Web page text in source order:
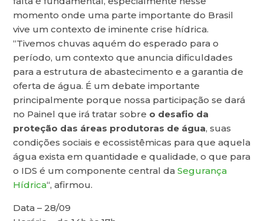
momento onde uma parte importante do Brasil
vive um contexto de iminente crise hídrica.
“Tivemos chuvas aquém do esperado para o
período, um contexto que anuncia dificuldades
para a estrutura de abastecimento e a garantia de
oferta de água. É um debate importante
principalmente porque nossa participação se dará
no Painel que irá tratar sobre o desafio da
proteção das áreas produtoras de água, suas
condições sociais e ecossistêmicas para que aquela
água exista em quantidade e qualidade, o que para
o IDS é um componente central daSegurança
Hídrica“, afirmou.
Data – 28/09